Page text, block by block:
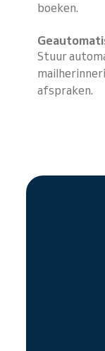
boeken.
Stuur
afspraken.